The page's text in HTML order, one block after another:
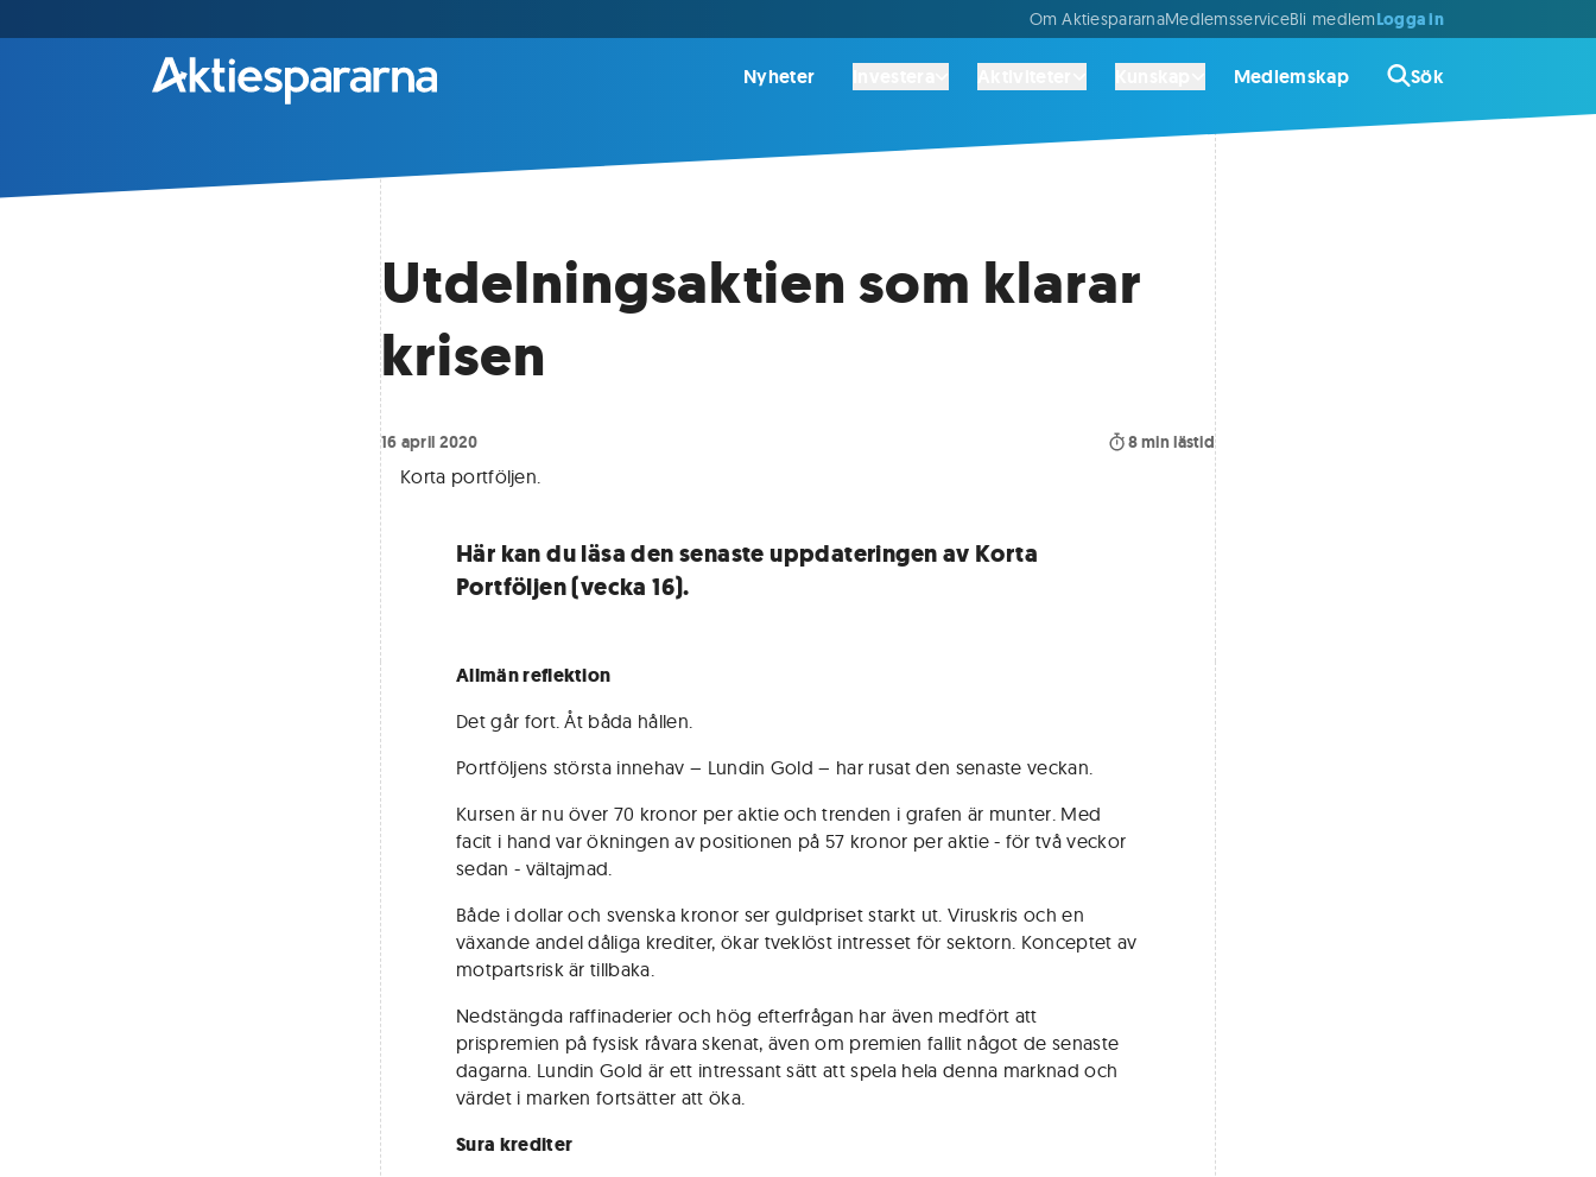
Om AktiespararnaMedlemsserviceBli medlemLogga in
Nyheter Medlemskap Sök
Utdelningsaktien som klarar
krisen
16 april 2020 8min lästid
Korta portföljen.
Här kan du läsa den senaste uppdateringen av Korta
Portföljen (vecka 16).
Allmän reflektion
Det går fort. Åt båda hållen.
Portföljens största innehav – Lundin Gold – har rusat den senaste veckan.
Kursen är nu över 70 kronor per aktie och trenden i grafen är munter. Med
facit i hand var ökningen av positionen på 57 kronor per aktie - för två veckor
sedan - vältajmad.
Både i dollar och svenska kronor ser guldpriset starkt ut. Viruskris och en
växande andel dåliga krediter, ökar tveklöst intresset för sektorn. Konceptet av
motpartsrisk är tillbaka.
Nedstängda raffinaderier och hög efterfrågan har även medfört att
prispremien på fysisk råvara skenat, även om premien fallit något de senaste
dagarna. Lundin Gold är ett intressant sätt att spela hela denna marknad och
värdet i marken fortsätter att öka.
Sura krediter